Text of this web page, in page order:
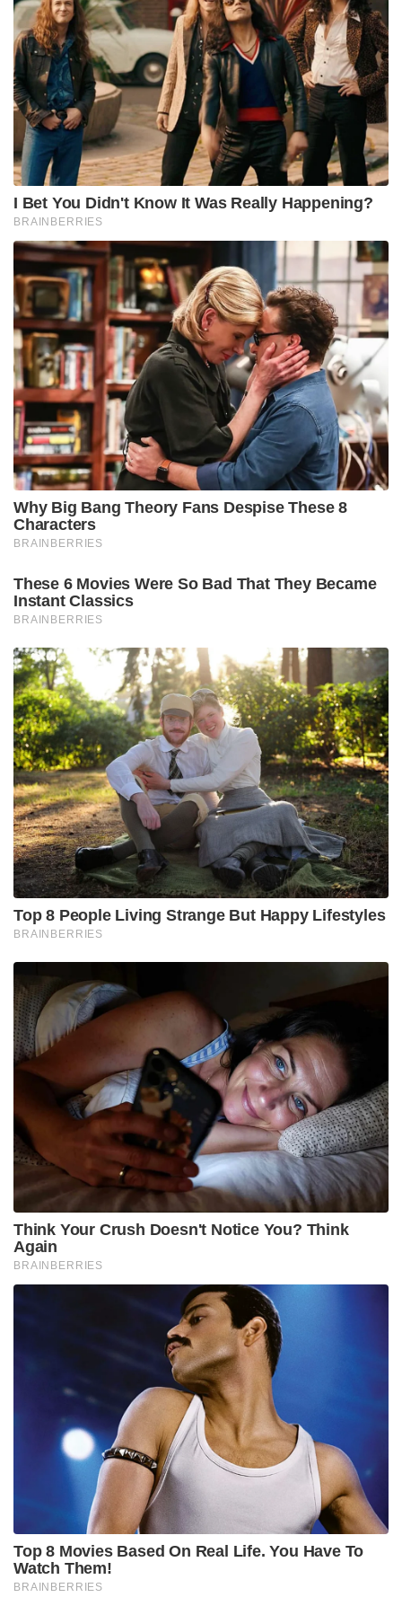
I Bet You Didn't Know It Was Really Happening?
BRAINBERRIES
Why Big Bang Theory Fans Despise These 8
Characters
BRAINBERRIES
These 6 Movies Were So Bad That They Became
Instant Classics
BRAINBERRIES
Top 8 People Living Strange But Happy Lifestyles
BRAINBERRIES
Think Your Crush Doesn't Notice You? Think
Again
BRAINBERRIES
Top 8 Movies Based On Real Life. You Have To
Watch Them!
BRAINBERRIES